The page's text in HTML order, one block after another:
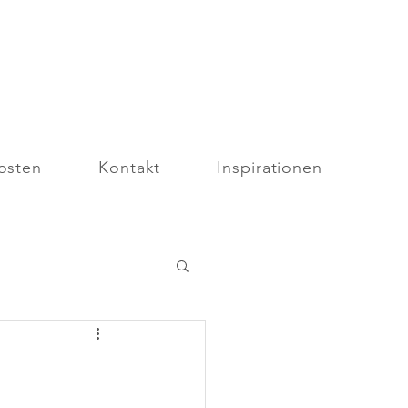
Kontakt Inspirationen